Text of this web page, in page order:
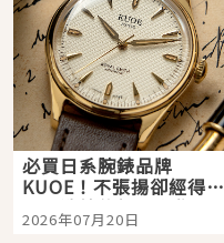
必買日系腕錶品牌
KUOE！不張揚卻經得起
時間洗鍊的經典之作五
選
2026年07月20日